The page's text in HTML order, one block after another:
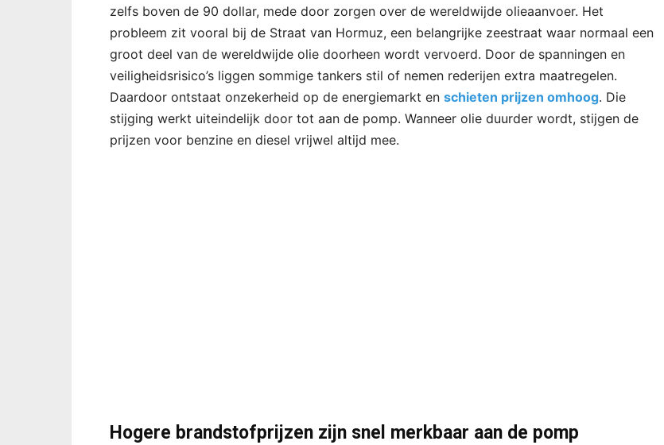
zelfs boven de 90 dollar, mede door zorgen over de wereldwijde olieaanvoer. Het
probleem zit vooral bij de Straat van Hormuz, een belangrijke zeestraat waar normaal een
groot deel van de wereldwijde olie doorheen wordt vervoerd. Door de spanningen en
veiligheidsrisico’s liggen sommige tankers stil of nemen rederijen extra maatregelen.
Daardoor ontstaat onzekerheid op de energiemarkt en schieten prijzen omhoog. Die
stijging werkt uiteindelijk door tot aan de pomp. Wanneer olie duurder wordt, stijgen de
prijzen voor benzine en diesel vrijwel altijd mee.
Hogere brandstofprijzen zijn snel merkbaar aan de pomp